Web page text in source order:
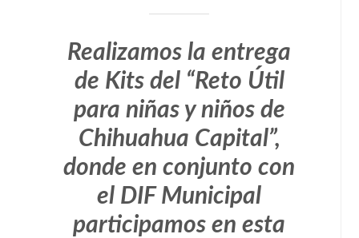
Realizamos la entrega
de Kits del “Reto Útil
para niñas y niños de
Chihuahua Capital”,
donde en conjunto con
el DIF Municipal
participamos en esta